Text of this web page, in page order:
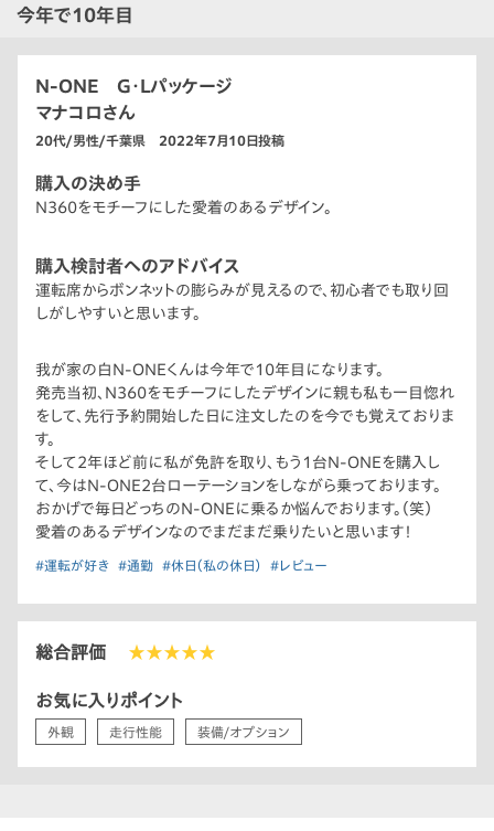
今年で10年目
N-ONE G・Lパッケージ
マナコロさん
20代/男性/千葉県 2022年7月10日投稿
購入の決め手
N360をモチーフにした愛着のあるデザイン。
購入検討者へのアドバイス
運転席からボンネットの膨らみが見えるので、初心者でも取り回
しがしやすいと思います。
我が家の白N-ONEくんは今年で10年目になります。
発売当初、N360をモチーフにしたデザインに親も私も一目惚れ
をして、先行予約開始した日に注文したのを今でも覚えておりま
す。
そして2年ほど前に私が免許を取り、もう1台N-ONEを購入し
て、今はN-ONE2台ローテーションをしながら乗っております。
おかげで毎日どっちのN-ONEに乗るか悩んでおります。（笑）
愛着のあるデザインなのでまだまだ乗りたいと思います！
#運転が好き #通勤 #休日（私の休日） #レビュー
総合評価 ★★★★★
お気に入りポイント
外観 走行性能 装備/オプション